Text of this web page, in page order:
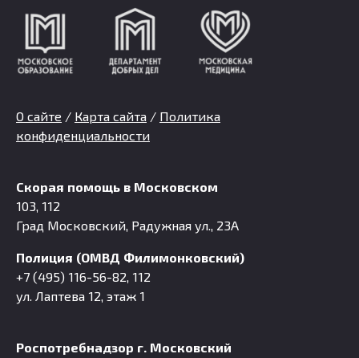
О сайте / Карта сайта / Политика
конфиденциальности
Скорая помощь в Московском
103, 112
Град Московский, Радужная ул., 23А
Полиция (ОМВД Филимонковский)
+7 (495) 116-56-82, 112
ул. Лаптева 12, этаж 1
Роспотребнадзор г. Московский